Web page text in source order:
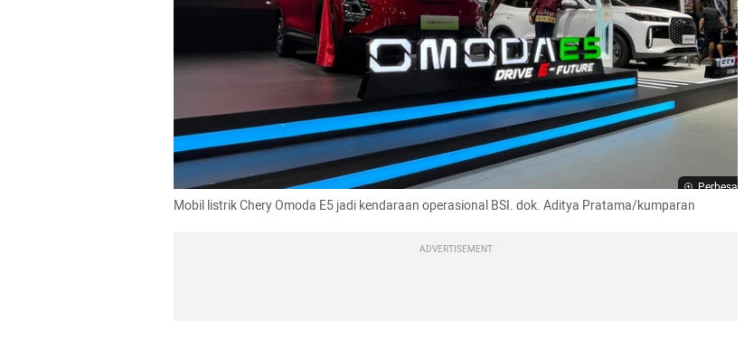
Perbesar
Mobil listrik Chery Omoda E5 jadi kendaraan operasional BSI. dok. Aditya Pratama/kumparan
ADVERTISEMENT